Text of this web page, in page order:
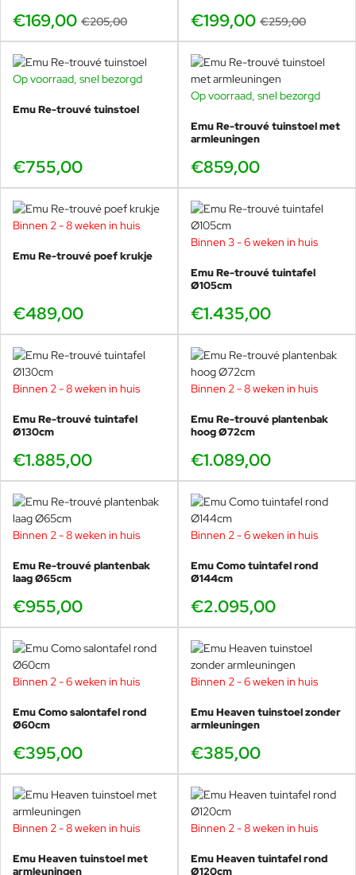
iedereen elkaar aankijkt — perfect voor diners, borrels en
lange gesprekken in de buitenlucht.
Ideaal formaat voor 4 tot 5 personen
is deze tafel ideaal voor
personen. Compact genoeg voor een balkon, patio of
kleiner terras, maar ruim genoeg voor comfortabel dineren
met meerdere schalen en glazen. Dit maakt de Ø105cm
uitvoering bijzonder populair bij stadswoningen en
compacte horecaterrassen.
Sculpturaal en luchtig
Het kenmerkende Re-Trouvé patroon loopt subtiel door in
constructie visueel licht blijft. Het open staalwerk zorgt voor
een speels spel van licht en schaduw op het terras.
Trouvé stoelen
Deze ronde tafel komt het mooist tot zijn recht in
combinatie met andere elementen uit de Re-Trouvé
collectie:
Re-Trouvé tuinstoel
– licht, grafisch en elegant.
Re-Trouvé armchair
– extra comfort aan tafel.
loungen.
uitgesproken designkarakter, zeer geschikt voor zowel
particuliere tuinen als professionele omgevingen.
Emu Como Ø120cm
Zoek je nét wat meer ruimte? Dan is deRe-Trouvé ronde
tuintafel Ø130cm
een uitstekende keuze voor grotere
gezelschappen.
Wil je juist een rustiger, klassieker tafelbeeld met dezelfde
hoogwaardige afwerking, dan is deEmu Como ronde
tuintafel Ø120cm een sterk alternatief dat prachtig
combineert met Re-Trouvé stoelen en krukjes.
€169,00 €205,00 €199,00 €259,00
Op voorraad, snel bezorgd
Emu Re-trouvé tuinstoel
€755,00
Op voorraad, snel bezorgd
Emu Re-trouvé tuinstoel met
armleuningen
€859,00
Binnen 2 - 8 weken in huis
Emu Re-trouvé poef krukje
€489,00
Binnen 3 - 6 weken in huis
Emu Re-trouvé tuintafel
Ø105cm
€1.435,00
Binnen 2 - 8 weken in huis
Emu Re-trouvé tuintafel
Ø130cm
€1.885,00
Binnen 2 - 8 weken in huis
Emu Re-trouvé plantenbak
hoog Ø72cm
€1.089,00
Binnen 2 - 8 weken in huis
Emu Re-trouvé plantenbak
laag Ø65cm
€955,00
Binnen 2 - 6 weken in huis
Emu Como tuintafel rond
Ø144cm
€2.095,00
Binnen 2 - 6 weken in huis
Emu Como salontafel rond
Ø60cm
€395,00
Binnen 2 - 6 weken in huis
Emu Heaven tuinstoel zonder
armleuningen
€385,00
Binnen 2 - 8 weken in huis
Emu Heaven tuinstoel met
armleuningen
Binnen 2 - 8 weken in huis
Emu Heaven tuintafel rond
Ø120cm